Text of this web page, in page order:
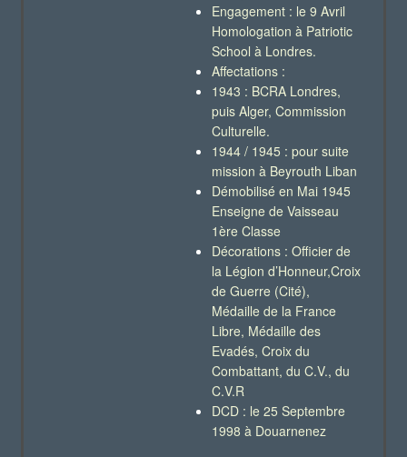
Engagement : le 9 Avril
Homologation à Patriotic
School à Londres.
Affectations :
1943 : BCRA Londres,
puis Alger, Commission
Culturelle.
1944 / 1945 : pour suite
mission à Beyrouth Liban
Démobilisé en Mai 1945
Enseigne de Vaisseau
1ère Classe
Décorations : Officier de
la Légion d’Honneur,Croix
de Guerre (Cité),
Médaille de la France
Libre, Médaille des
Evadés, Croix du
Combattant, du C.V., du
C.V.R
DCD : le 25 Septembre
1998 à Douarnenez